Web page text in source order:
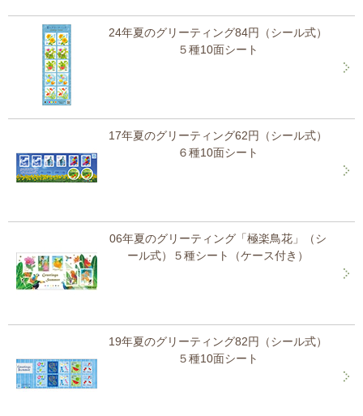
24年夏のグリーティング84円（シール式）
５種10面シート
17年夏のグリーティング62円（シール式）
６種10面シート
06年夏のグリーティング「極楽鳥花」（シ
ール式）５種シート（ケース付き）
19年夏のグリーティング82円（シール式）
５種10面シート